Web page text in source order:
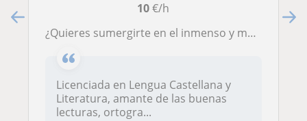
10€/h
¿Quieres sumergirte en el inmenso y maravilloso mundo de Literatura y la Lengua Castellana? Acompáñame en esta aventura llena de arte, relatos e historia 📚👩🏻‍🏫
Licenciada en Lengua Castellana y
Literatura, amante de las buenas
lecturas, ortogra...